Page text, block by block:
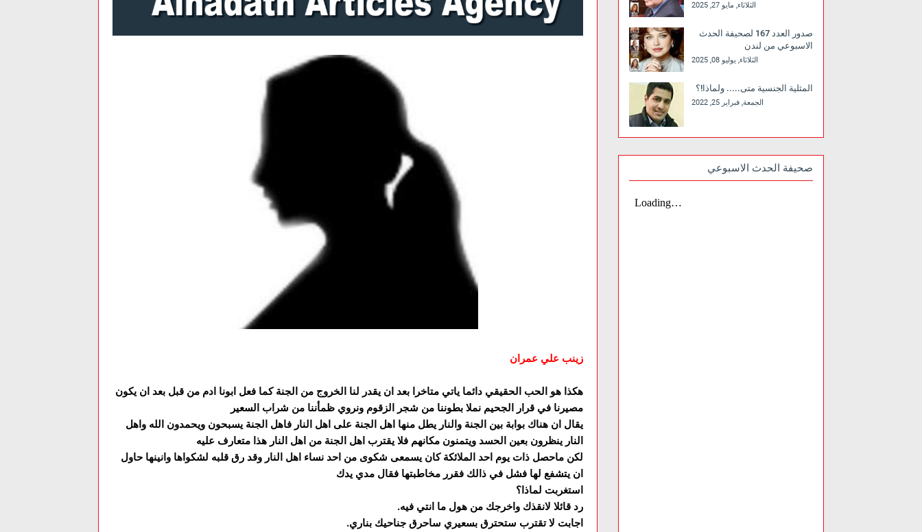
زينب علي عمران
هكذا هو الحب الحقيقي دائما ياتي متاخرا بعد ان يقدر لنا الخروج من الجنة كما فعل ابونا ادم من قبل بعد ان يكون
مصيرنا في قرار الجحيم نملا بطوننا من شجر الزقوم ونروي ظمأننا من شراب السعير
يقال ان هناك بوابة بين الجنة والنار يطل منها اهل الجنة على اهل النار فاهل الجنة يسبحون ويحمدون الله واهل
النار ينظرون بعين الحسد ويتمنون مكانهم فلا يقترب اهل الجنة من اهل النار هذا متعارف عليه
لكن ماحصل ذات يوم احد الملائكة كان يسمعى شكوى من احد نساء اهل النار وقد رق قلبه لشكواها وانينها حاول
ان يتشفع لها فشل في ذالك فقرر مخاطبتها فقال مدي يدك
استغربت لماذا؟
رد قائلا لانقذك واخرجك من هول ما انتي فيه.
اجابت لا تقترب ستحترق بسعيري ساحرق جناحيك بناري.
الثلاثاء, مايو 27, 2025
صدور العدد 167 لصحيفة الحدث
الاسبوعي من لندن
الثلاثاء, يوليو 08, 2025
المثلية الجنسية متى..... ولماذا!؟
الجمعة, فبراير 25, 2022
صحيفة الحدث الاسبوعي